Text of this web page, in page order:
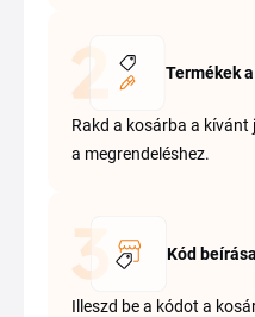
Termékek
Rakd a kosárba a
a megrendeléshez.
Kód beírása
Illeszd be a kódot a